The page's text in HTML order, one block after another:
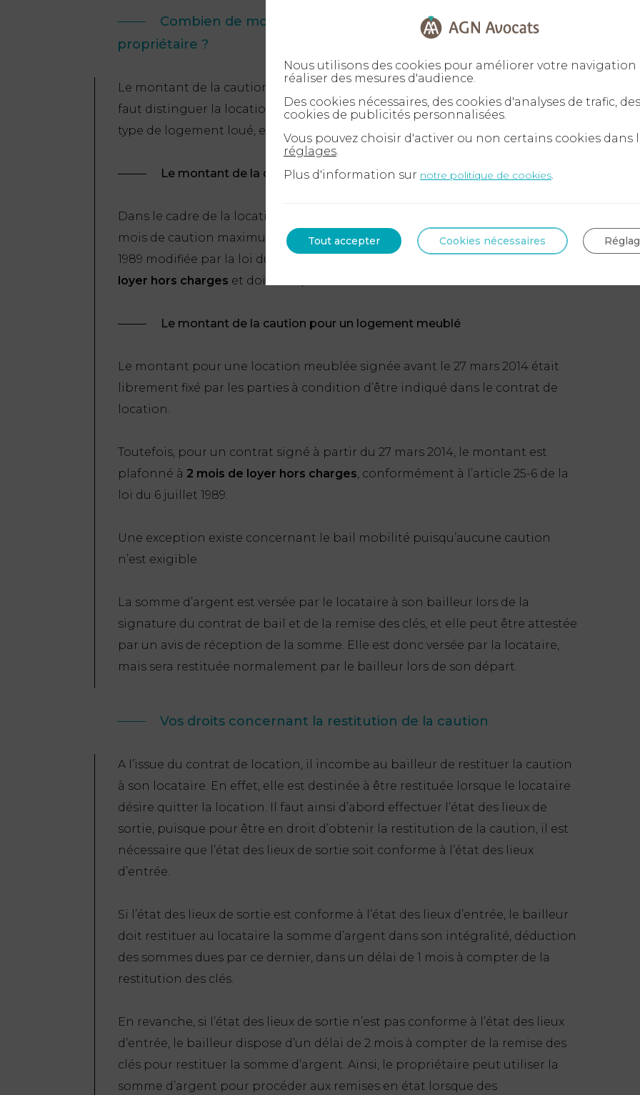
Combien de mois de caution peuvent être demandés par le
propriétaire ?
Le montant de la caution exigée par le bailleur dépend du type de location. Il
faut distinguer la location meublée de la location non meublée. Selon le
type de logement loué, elle peut correspondre à 1 ou 2 mois de loyer.
Le montant de la caution pour un logement non meublé
Dans le cadre de la location d’un logement vide, le bailleur peut réclamer 1
mois de caution maximum, conformément à l’article 22 de la loi du 6 juillet
1989 modifiée par la loi du 24 mars 2014. Cette somme correspond à1 mois de
loyer hors charges et doit être précisée dans le bail.
Le montant de la caution pour un logement meublé
Le montant pour une location meublée signée avant le 27 mars 2014 était
librement fixé par les parties à condition d’être indiqué dans le contrat de
location.
Toutefois, pour un contrat signé à partir du 27 mars 2014, le montant est
plafonné à 2 mois de loyer hors charges , conformément à l’article 25-6 de la
loi du 6 juillet 1989.
Une exception existe concernant le bail mobilité puisqu’aucune caution
n’est exigible.
La somme d’argent est versée par le locataire à son bailleur lors de la
signature du contrat de bail et de la remise des clés, et elle peut être attestée
par un avis de réception de la somme. Elle est donc versée par la locataire,
mais sera restituée normalement par le bailleur lors de son départ.
Vos droits concernant la restitution de la caution
A l’issue du contrat de location, il incombe au bailleur de restituer la caution
à son locataire. En effet, elle est destinée à être restituée lorsque le locataire
désire quitter la location. Il faut ainsi d’abord effectuer l’état des lieux de
sortie, puisque pour être en droit d’obtenir la restitution de la caution, il est
nécessaire que l’état des lieux de sortie soit conforme à l’état des lieux
d’entrée.
Si l’état des lieux de sortie est conforme à l’état des lieux d’entrée, le bailleur
doit restituer au locataire la somme d’argent dans son intégralité, déduction
des sommes dues par ce dernier, dans un délai de 1 mois à compter de la
restitution des clés.
En revanche, si l’état des lieux de sortie n’est pas conforme à l’état des lieux
d’entrée, le bailleur dispose d’un délai de 2 mois à compter de la remise des
clés pour restituer la somme d’argent. Ainsi, le propriétaire peut utiliser la
somme d’argent pour procéder aux remises en état lorsque des
Nous utilisons des cookies pour améliorer votre navigation
réaliser des mesures d'audience.
Des cookies nécessaires, des cookies d'analyses de trafic, des
cookies de publicités personnalisées.
Vous pouvez choisir d'activer ou non certains cookies dans
réglages
Plus d'information sur notre politique de cookies
Tout accepter Cookies nécessaires